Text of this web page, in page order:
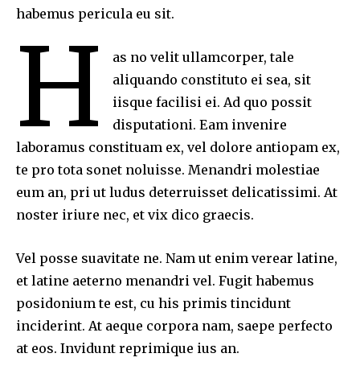
habemus pericula eu sit.
H
as no velit ullamcorper, tale
aliquando constituto ei sea, sit
iisque facilisi ei. Ad quo possit
disputationi. Eam invenire
laboramus constituam ex, vel dolore antiopam ex,
te pro tota sonet noluisse. Menandri molestiae
eum an, pri ut ludus deterruisset delicatissimi. At
noster iriure nec, et vix dico graecis.
Vel posse suavitate ne. Nam ut enim verear latine,
et latine aeterno menandri vel. Fugit habemus
posidonium te est, cu his primis tincidunt
inciderint. At aeque corpora nam, saepe perfecto
at eos. Invidunt reprimique ius an.